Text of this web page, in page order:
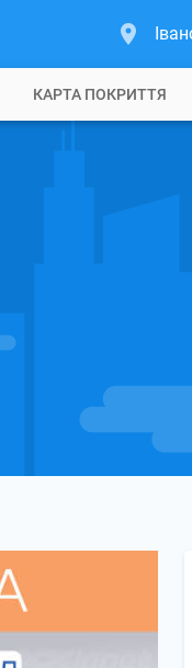
КАРТА ПОКРИТТЯ